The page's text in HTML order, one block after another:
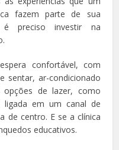
fazem parte de sua
preciso investir na
confortável, com
sentar, ar-condicionado
de lazer, como
ligada em um canal de
de centro. E se a clínica
educativos.